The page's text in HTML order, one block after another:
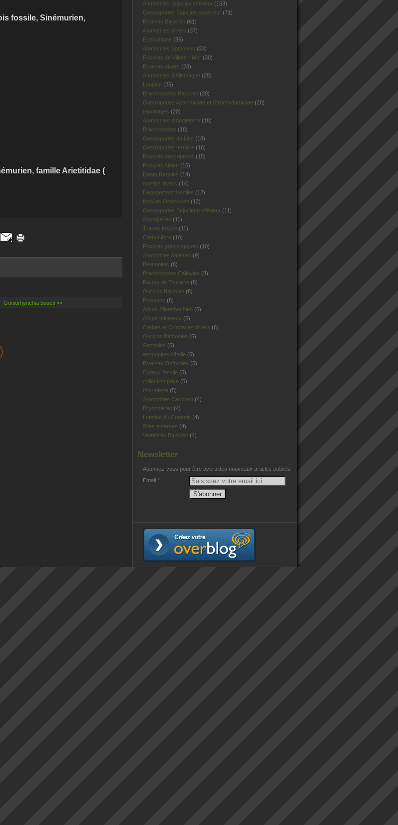
fossile, Sinémurien,
famille Arietitidae (
Goniorhynchia boueti >>
Ammonites Bajocien inférieur (153)
Gastropodes Bajocien supérieur (71)
Bivalves Bajocien (61)
Ammonites divers (37)
Explications (36)
Ammonites Bathonien (33)
Fossiles de Villers - Mer (30)
Bivalves divers (28)
Ammonites d'Allemagne (25)
Loupian (25)
Brachiopodes Bajocien (20)
Gastropodes Aporrhaidae et Strombidaeaidae (20)
reportages (20)
Ammonites d'Angleterre (18)
Brachiopodes (18)
Gastropodes du Lias (18)
Gastropodes tertiaire (16)
Fossiles descriptions (15)
Fossiles Albien (15)
Dents Requins (14)
oursins divers (14)
Dégagement fossiles (12)
fossiles Ordovicien (12)
Gastropodes Bajocienn inférieur (11)
Spongiaires (11)
Traces fossile (11)
Carbonifère (10)
Fossiles pathologiques (10)
Ammonites Aalenien (9)
Belemnites (8)
Brachiopodes Callovien (8)
Faluns de Touraine (8)
Oursins Bajocien (8)
Poissons (8)
Album Pliensbachien (6)
Album minéraux (6)
Crabes et Crustacés divers (6)
Oursins Bathonien (6)
Septarias (6)
ammonites d'Italie (6)
Bivalves Oxfordien (5)
Coraux fossile (5)
collection privé (5)
moi-même (5)
Ammonites Callovien (4)
Bryozoaires (4)
Lutetien du Cotentin (4)
Sites externes (4)
Vertébrés Bajocien (4)
Newsletter
Abonnez-vous pour être averti des nouveaux articles publiés.
Email